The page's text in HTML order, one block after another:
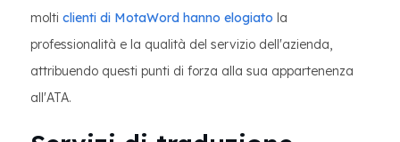
molti clienti di MotaWord hanno elogiato la
professionalità e la qualità del servizio dell'azienda,
attribuendo questi punti di forza alla sua appartenenza
all'ATA.